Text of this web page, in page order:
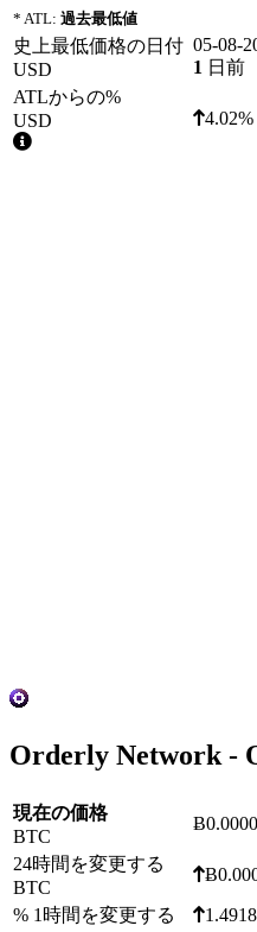
* ATL: 過去最低値
史上最低価格の日付
USD
05-08-
1 日前
ATLからの%
USD
4.02%
Orderly Network -
現在の価格
BTC
24時間を変更する
BTC
% 1時間を変更する